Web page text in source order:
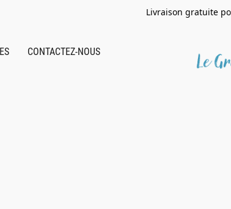
Livraison gratuite
CONTACTEZ-NOUS